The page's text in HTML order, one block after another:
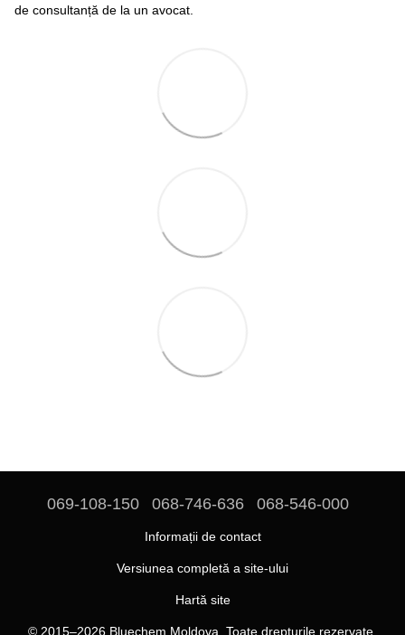
de consultanță de la un avocat.
069-108-150 068-746-636 068-546-000
Informații de contact
Versiunea completă a site-ului
Hartă site
© 2015–2026 Bluechem Moldova. Toate drepturile rezervate.